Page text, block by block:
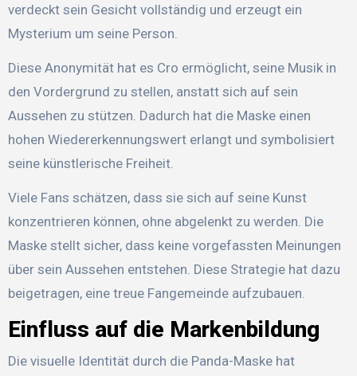
verdeckt sein Gesicht vollständig und erzeugt ein
Mysterium um seine Person.
Diese Anonymität hat es Cro ermöglicht, seine Musik in
den Vordergrund zu stellen, anstatt sich auf sein
Aussehen zu stützen. Dadurch hat die Maske einen
hohen Wiedererkennungswert erlangt und symbolisiert
seine künstlerische Freiheit.
Viele Fans schätzen, dass sie sich auf seine Kunst
konzentrieren können, ohne abgelenkt zu werden. Die
Maske stellt sicher, dass keine vorgefassten Meinungen
über sein Aussehen entstehen. Diese Strategie hat dazu
beigetragen, eine treue Fangemeinde aufzubauen.
Einfluss auf die Markenbildung
Die visuelle Identität durch die Panda-Maske hat